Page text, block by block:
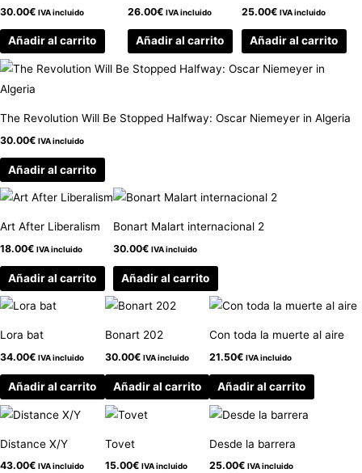
30.00€ IVA incluido
Añadir al carrito
26.00€ IVA incluido
Añadir al carrito
25.00€ IVA incluido
Añadir al carrito
The Revolution Will Be Stopped Halfway: Oscar Niemeyer in Algeria
30.00€ IVA incluido
Añadir al carrito
Art After Liberalism
18.00€ IVA incluido
Añadir al carrito
Bonart Malart internacional 2
30.00€ IVA incluido
Añadir al carrito
Lora bat
34.00€ IVA incluido
Añadir al carrito
Bonart 202
30.00€ IVA incluido
Añadir al carrito
Con toda la muerte al aire
21.50€ IVA incluido
Añadir al carrito
Distance X/Y
43.00€ IVA incluido
Tovet
15.00€ IVA incluido
Desde la barrera
25.00€ IVA incluido